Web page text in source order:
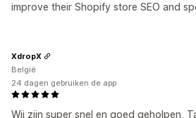
improve their Shopify store SEO and
Wij zijn super snel en goed geholpen,
XdropX
België
24 dagen gebruiken de app